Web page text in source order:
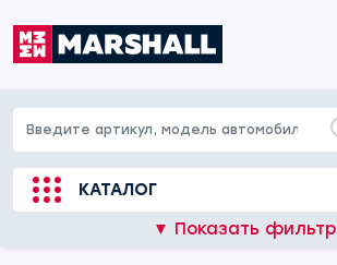
КАТАЛОГ
▼ Показать фильтр